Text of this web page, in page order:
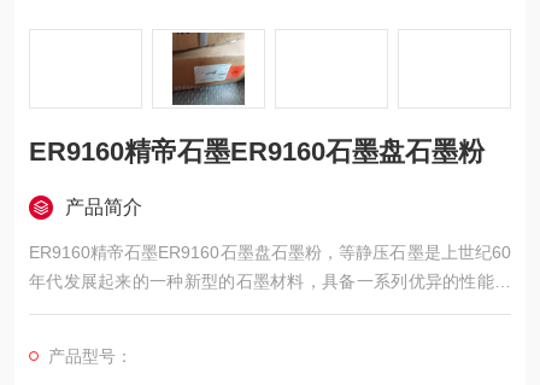
ER9160精帝石墨ER9160石墨盘石墨粉
产品简介
ER9160精帝石墨ER9160石墨盘石墨粉，等静压石墨是上世纪60
年代发展起来的一种新型的石墨材料，具备一系列优异的性能。
它的耐热性能和抗热震性能好，各向同性，耐化学腐蚀性强，且
产品型号：